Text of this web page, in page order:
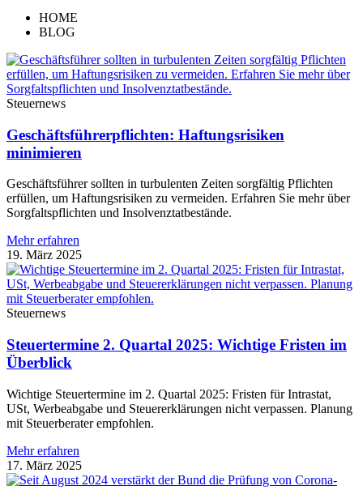
HOME
BLOG
Steuernews
Geschäftsführerpflichten: Haftungsrisiken
minimieren
Geschäftsführer sollten in turbulenten Zeiten sorgfältig Pflichten
erfüllen, um Haftungsrisiken zu vermeiden. Erfahren Sie mehr über
Sorgfaltspflichten und Insolvenztatbestände.
Mehr erfahren
19. März 2025
Steuernews
Steuertermine 2. Quartal 2025: Wichtige Fristen im
Überblick
Wichtige Steuertermine im 2. Quartal 2025: Fristen für Intrastat,
USt, Werbeabgabe und Steuererklärungen nicht verpassen. Planung
mit Steuerberater empfohlen.
Mehr erfahren
17. März 2025